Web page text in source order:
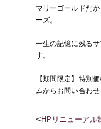
マリーゴールドだ
ーズ。
一生の記憶に残る
す。
【期間限定】特別
ムからお問い合わせ
<HPリニューアル